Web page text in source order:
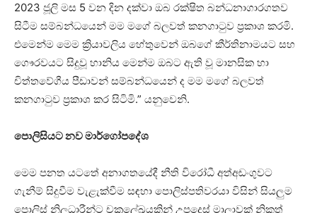
2023 ජූලි මස 5 වන දින දක්වා ඔබ රක්ෂිත බන්ධනාගාරගතව
සිටීම සම්බන්ධයෙන් මම මගේ බලවත් කනගාටුව ප්‍රකාශ කරමි.
එමෙන්ම මෙම ක්‍රියාවලිය හේතුවෙන් ඔබගේ කීර්තිනාමයට සහ
ගෞරවයට සිදුවූ හානිය මෙන්ම ඔබට ඇති වූ මානසික හා
චිත්තවේගීය පීඩාවන් සම්බන්ධයෙන් ද මම මගේ බලවත්
කනගාටුව ප්‍රකාශ කර සිටිමි.” යනුවෙනි.
පොලිසියට නව මාර්ගෝපදේශ
මෙම පනත යටතේ අනාගතයේදී නීති විරෝධී අත්අඩංගුවට
ගැනීම් සිදුවීම වැළැක්වීම සඳහා පොලිස්පතිවරයා විසින් සියලුම
පොලිස් නිලධාරීන්ට චක්‍රලේඛයකින් උපදෙස් මාලාවක් නිකුත්